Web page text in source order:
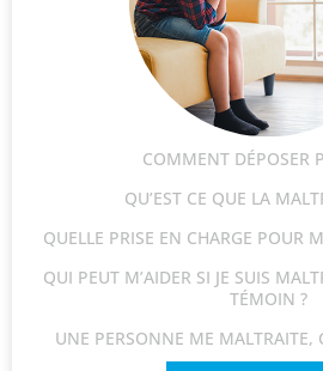
COMMENT DÉPOSER
QU’EST CE QUE LA
QUELLE PRISE EN CHARGE POUR
QUI PEUT M’AIDER SI JE SUIS
TÉMOIN ?
UNE PERSONNE ME MALTRAITE,